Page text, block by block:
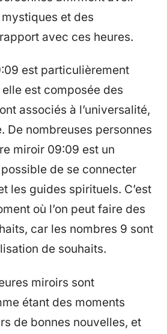
et des
avec ces heures.
est particulièrement
est composée des
associés à l’universalité,
De nombreuses personnes
miroir 09:09 est un
de se connecter
les guides spirituels. C’est
où l’on peut faire des
car les nombres 9 sont
de souhaits.
miroirs sont
étant des moments
de bonnes nouvelles, et